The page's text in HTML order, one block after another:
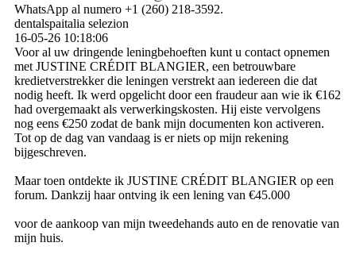
WhatsApp al numero +1 (260) 218-3592.
dentalspaitalia selezion
16-05-26 10:18:06
Voor al uw dringende leningbehoeften kunt u contact opnemen
met JUSTINE CRÉDIT BLANGIER, een betrouwbare
kredietverstrekker die leningen verstrekt aan iedereen die dat
nodig heeft. Ik werd opgelicht door een fraudeur aan wie ik €162
had overgemaakt als verwerkingskosten. Hij eiste vervolgens
nog eens €250 zodat de bank mijn documenten kon activeren.
Tot op de dag van vandaag is er niets op mijn rekening
bijgeschreven.
Maar toen ontdekte ik JUSTINE CRÉDIT BLANGIER op een
forum. Dankzij haar ontving ik een lening van €45.000
voor de aankoop van mijn tweedehands auto en de renovatie van
mijn huis.